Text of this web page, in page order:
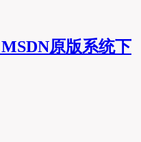
MSDN原版系统下